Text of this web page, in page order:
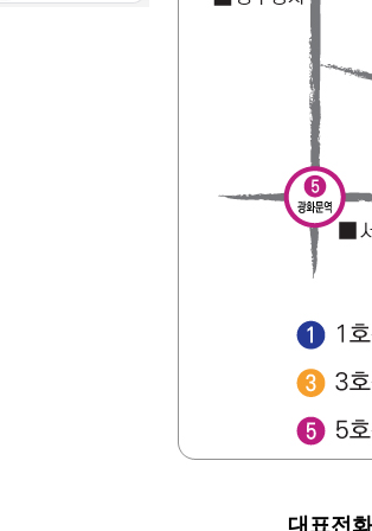
대표전화